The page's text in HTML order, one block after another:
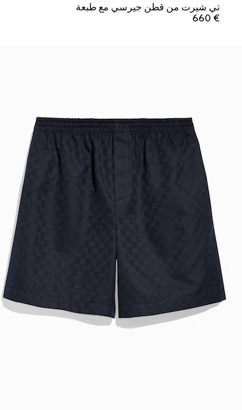
تي شيرت من قطن جيرسي مع طبعة
€ 660